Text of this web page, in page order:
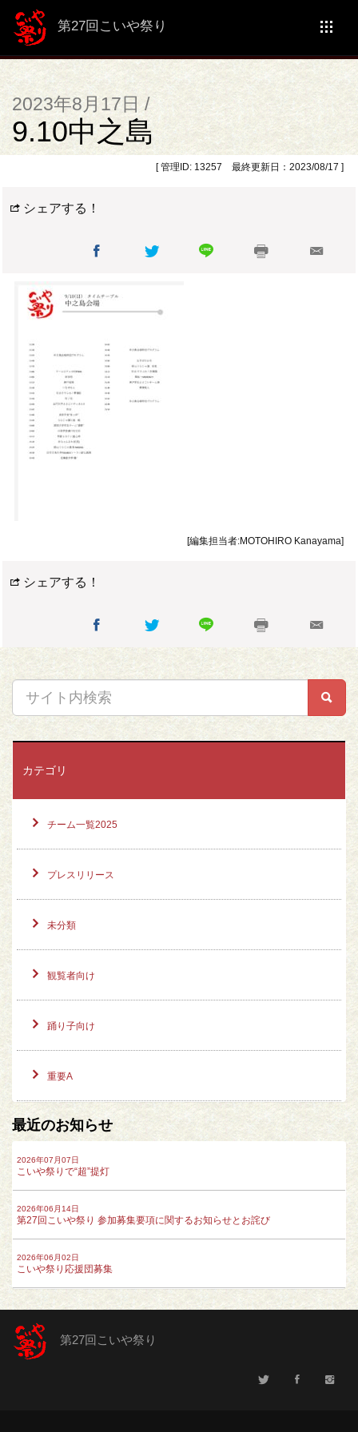
第27回こいや祭り
2023年8月17日 /
9.10中之島
[ 管理ID: 13257 最終更新日：2023/08/17 ]
シェアする！
[編集担当者:MOTOHIRO Kanayama]
シェアする！
カテゴリ
チーム一覧2025
プレスリリース
未分類
観覧者向け
踊り子向け
重要A
最近のお知らせ
2026年07月07日
こいや祭りで“超”提灯
2026年06月14日
第27回こいや祭り 参加募集要項に関するお知らせとお詫び
2026年06月02日
こいや祭り応援団募集
第27回こいや祭り